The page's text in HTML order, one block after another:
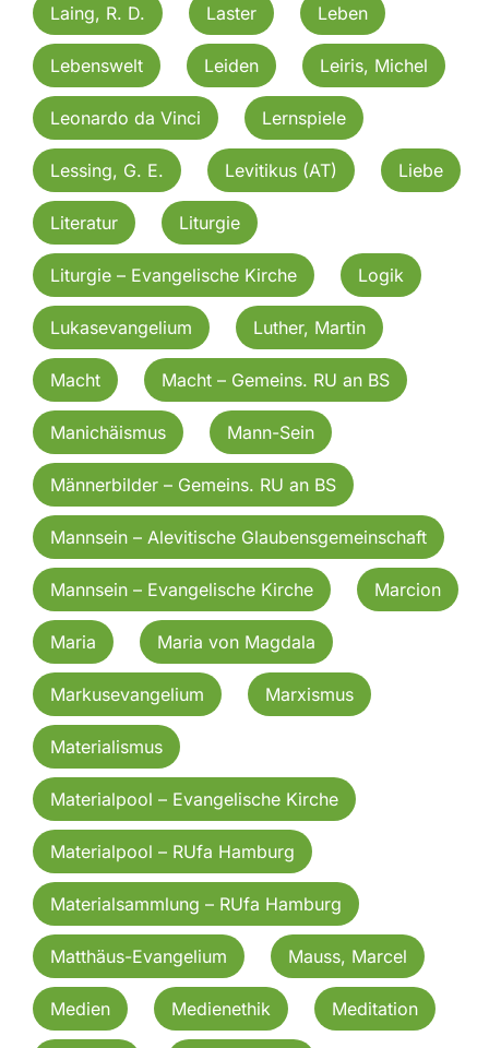
Laing, R. D. Laster Leben
Lebenswelt Leiden Leiris, Michel
Leonardo da Vinci Lernspiele
Lessing, G. E. Levitikus (AT) Liebe
Literatur Liturgie
Liturgie – Evangelische Kirche Logik
Lukasevangelium Luther, Martin
Macht Macht – Gemeins. RU an BS
Manichäismus Mann-Sein
Männerbilder – Gemeins. RU an BS
Mannsein – Alevitische Glaubensgemeinschaft
Mannsein – Evangelische Kirche Marcion
Maria Maria von Magdala
Markusevangelium Marxismus
Materialismus
Materialpool – Evangelische Kirche
Materialpool – RUfa Hamburg
Materialsammlung – RUfa Hamburg
Matthäus-Evangelium Mauss, Marcel
Medien Medienethik Meditation